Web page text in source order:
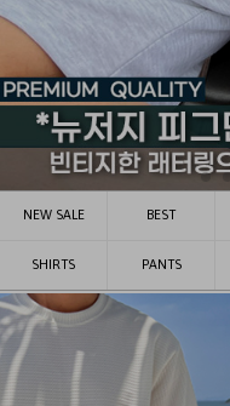
NEW SALE BEST
SHIRTS PANTS